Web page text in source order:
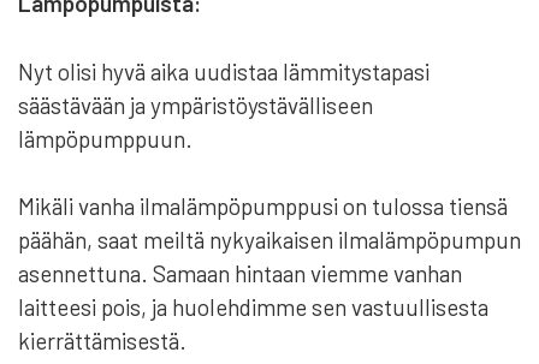
Nyt olisi hyvä aika uudistaa lämmitystapasi
säästävään ja ympäristöystävälliseen
lämpöpumppuun.
Mikäli vanha ilmalämpöpumppusi on tulossa tiensä
päähän, saat meiltä nykyaikaisen ilmalämpöpumpun
asennettuna. Samaan hintaan viemme vanhan
laitteesi pois, ja huolehdimme sen vastuullisesta
kierrättämisestä.